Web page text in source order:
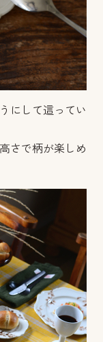
にして這ってい
さで柄が楽しめ